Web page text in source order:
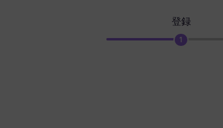
登録
1